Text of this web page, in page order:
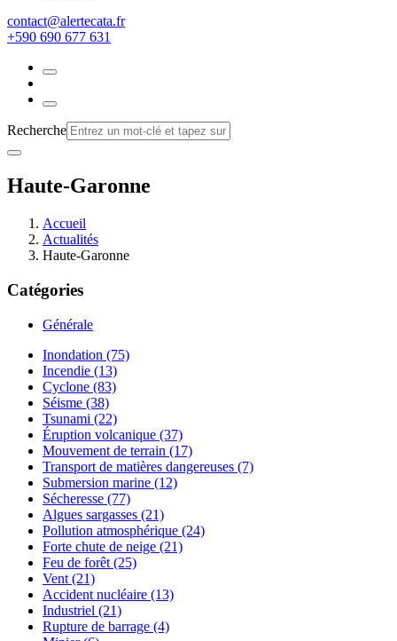
rf.atacetrela@tcatnoc
+590 690 677 631
Recherche
Haute-Garonne
Accueil
Actualités
Haute-Garonne
Catégories
Générale
Inondation (75)
Incendie (13)
Cyclone (83)
Séisme (38)
Tsunami (22)
Éruption volcanique (37)
Mouvement de terrain (17)
Transport de matières dangereuses (7)
Submersion marine (12)
Sécheresse (77)
Algues sargasses (21)
Pollution atmosphérique (24)
Forte chute de neige (21)
Feu de forêt (25)
Vent (21)
Accident nucléaire (13)
Industriel (21)
Rupture de barrage (4)